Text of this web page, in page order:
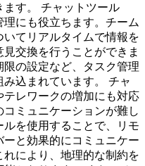
す。 チャットツール
にも役立ちます。チーム
いてリアルタイムで情報を
交換を行うことができま
の設定など、タスク管理
込まれています。 チャ
レワークの増加にも対応
ミュニケーションが難し
ルを使用することで、リモ
と効果的にコミュニケー
により、地理的な制約を